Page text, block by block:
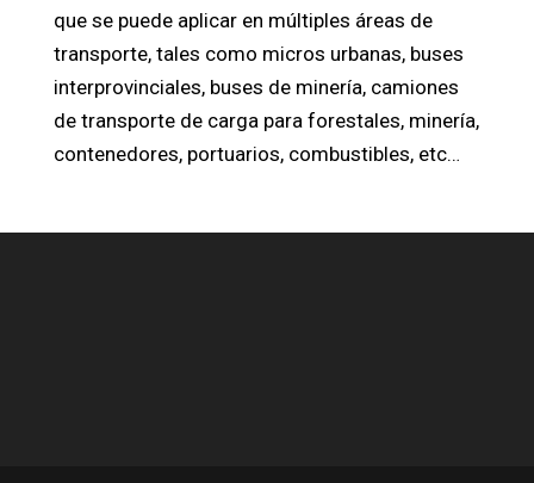
que se puede aplicar en múltiples áreas de
transporte, tales como micros urbanas, buses
interprovinciales, buses de minería, camiones
de transporte de carga para forestales, minería,
contenedores, portuarios, combustibles, etc…